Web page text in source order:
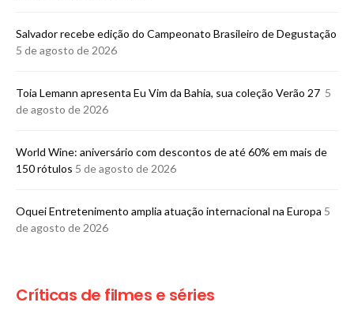
​Salvador recebe edição do Campeonato Brasileiro de Degustação
5 de agosto de 2026
Toia Lemann apresenta Eu Vim da Bahia, sua coleção Verão 27 5
de agosto de 2026
World Wine: aniversário com descontos de até 60% em mais de
150 rótulos 5 de agosto de 2026
Oquei Entretenimento amplia atuação internacional na Europa 5
de agosto de 2026
Críticas de filmes e séries